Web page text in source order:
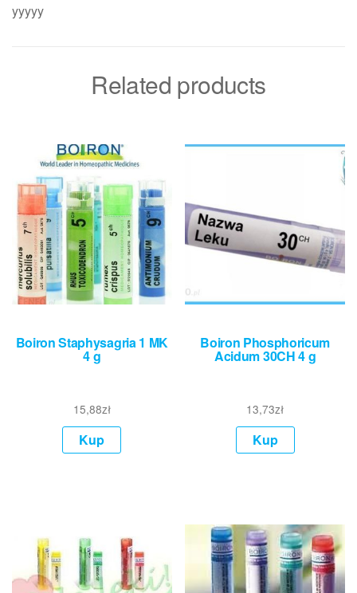
yyyyy
Related products
Boiron Staphysagria 1 MK
4 g
15,88zł
Kup
Boiron Phosphoricum
Acidum 30CH 4 g
13,73zł
Kup